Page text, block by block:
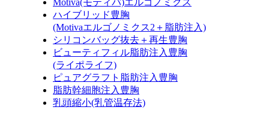
Motiva(モティバ)エルゴノミクス
ハイブリッド豊胸
(Motivaエルゴノミクス2＋脂肪注入)
シリコンバッグ抜去＋再生豊胸
ビューティフィル脂肪注入豊胸
(ライポライフ)
ピュアグラフト脂肪注入豊胸
脂肪幹細胞注入豊胸
乳頭縮小(乳管温存法)